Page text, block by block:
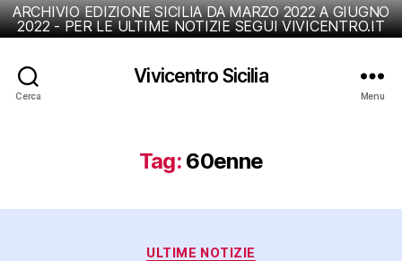
ARCHIVIO EDIZIONE SICILIA DA MARZO 2022 A GIUGNO
2022 - PER LE ULTIME NOTIZIE SEGUI VIVICENTRO.IT
Cerca
Vivicentro Sicilia
Menu
Tag: 60enne
Categorie
ULTIME NOTIZIE